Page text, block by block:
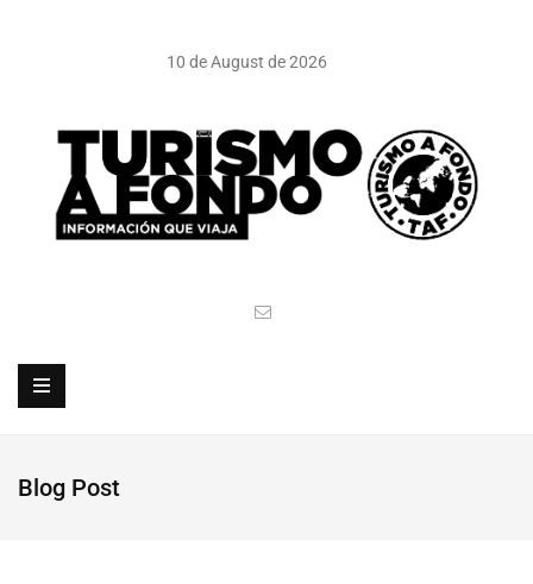
10 de August de 2026
Blog Post